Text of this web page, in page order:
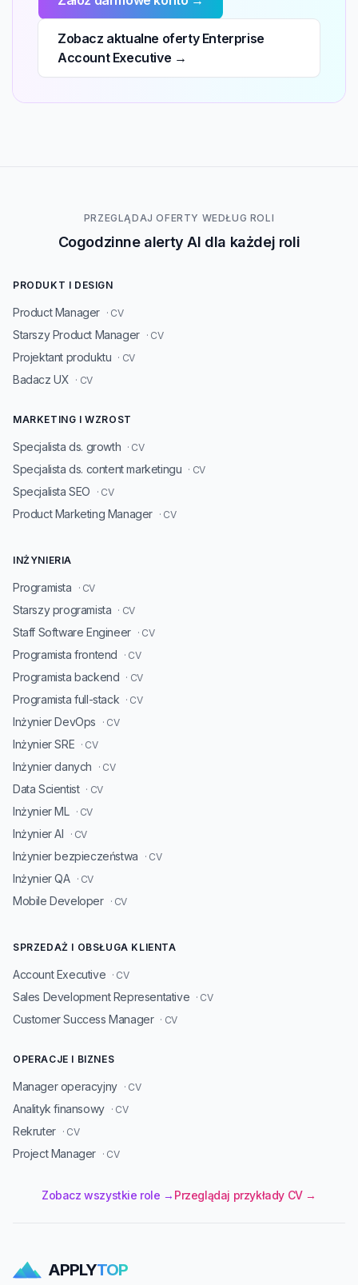
Zobacz aktualne oferty Enterprise
Account Executive →
PRZEGLĄDAJ OFERTY WEDŁUG ROLI
Cogodzinne alerty AI dla każdej roli
PRODUKT I DESIGN
Product Manager · CV
Starszy Product Manager · CV
Projektant produktu · CV
Badacz UX · CV
MARKETING I WZROST
Specjalista ds. growth · CV
Specjalista ds. content marketingu · CV
Specjalista SEO · CV
Product Marketing Manager · CV
INŻYNIERIA
Programista · CV
Starszy programista · CV
Staff Software Engineer · CV
Programista frontend · CV
Programista backend · CV
Programista full-stack · CV
Inżynier DevOps · CV
Inżynier SRE · CV
Inżynier danych · CV
Data Scientist · CV
Inżynier ML · CV
Inżynier AI · CV
Inżynier bezpieczeństwa · CV
Inżynier QA · CV
Mobile Developer · CV
SPRZEDAŻ I OBSŁUGA KLIENTA
Account Executive · CV
Sales Development Representative · CV
Customer Success Manager · CV
OPERACJE I BIZNES
Manager operacyjny · CV
Analityk finansowy · CV
Rekruter · CV
Project Manager · CV
Zobacz wszystkie role → Przeglądaj przykłady CV →
APPLYTOP